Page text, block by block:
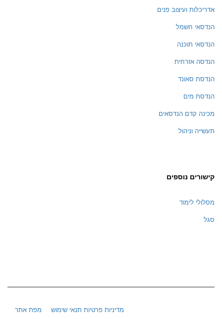
אדריכלות ועיצוב פנים
הנדסאי חשמל
הנדסאי תוכנה
הנדסה אזרחית
הנדסת סאונד
הנדסת מים
מכינה קדם הנדסאים
תעשייה וניהול
קישורים נוספים
מסלולי לימוד
סגל
מדיניות פרטיות תנאי שימוש מפת אתר